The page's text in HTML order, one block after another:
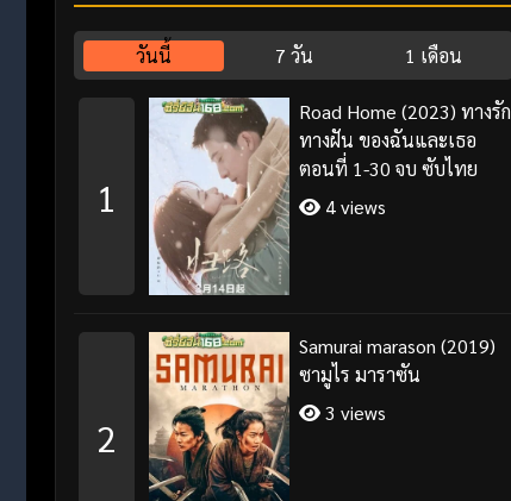
วันนี้ 7 วัน 1 เดือน
1
Road Home (2023) ทางรัก
ทางฝัน ของฉันและเธอ
ตอนที่ 1-30 จบ ซับไทย
4 views
2
Samurai marason (2019)
ซามูไร มาราซัน
3 views